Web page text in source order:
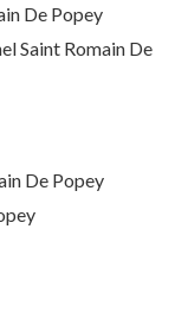
De Popey
Saint Romain De
De Popey